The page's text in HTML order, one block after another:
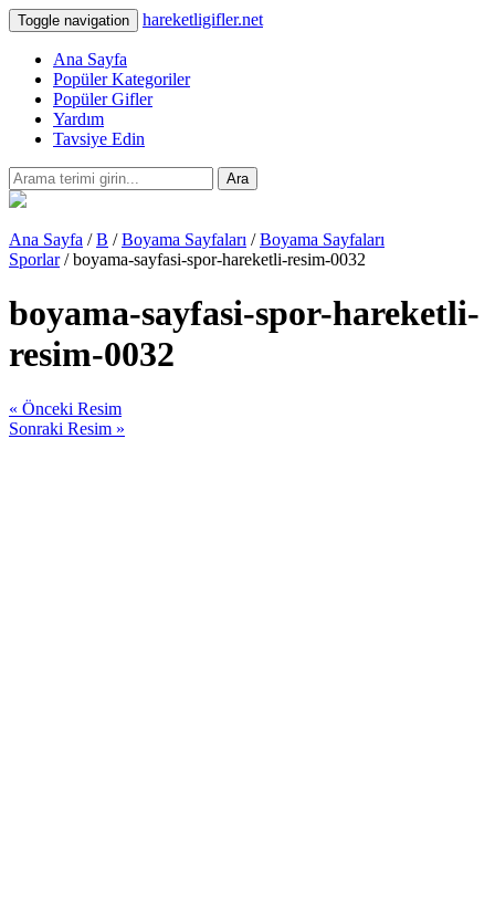
Toggle navigation hareketligifler.net
Ana Sayfa
Popüler Kategoriler
Popüler Gifler
Yardım
Tavsiye Edin
Ara
Ana Sayfa /B /Boyama Sayfaları /Boyama Sayfaları
Sporlar/ boyama-sayfasi-spor-hareketli-resim-0032
boyama-sayfasi-spor-hareketli-
resim-0032
« Önceki Resim
Sonraki Resim »